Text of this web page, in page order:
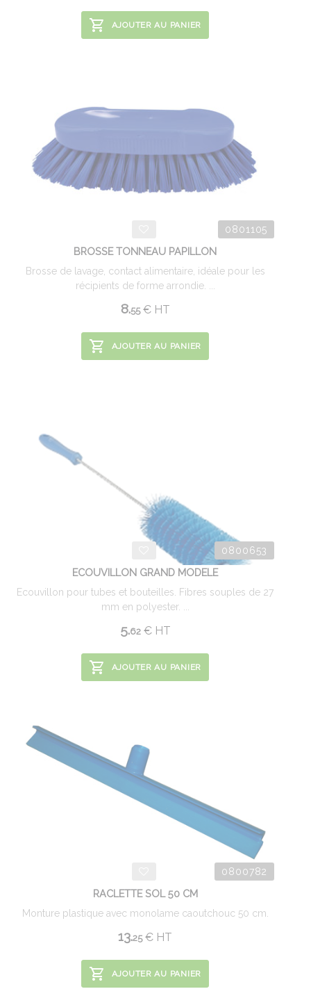
AJOUTER AU PANIER
0801105
BROSSE TONNEAU PAPILLON
Brosse de lavage, contact alimentaire, idéale pour les
récipients de forme arrondie. ...
8.55 €HT
AJOUTER AU PANIER
0800653
ECOUVILLON GRAND MODELE
Ecouvillon pour tubes et bouteilles. Fibres souples de 27
mm en polyester. ...
5.62 €HT
AJOUTER AU PANIER
0800782
RACLETTE SOL 50 CM
Monture plastique avec monolame caoutchouc 50 cm.
13.25 € HT
AJOUTER AU PANIER